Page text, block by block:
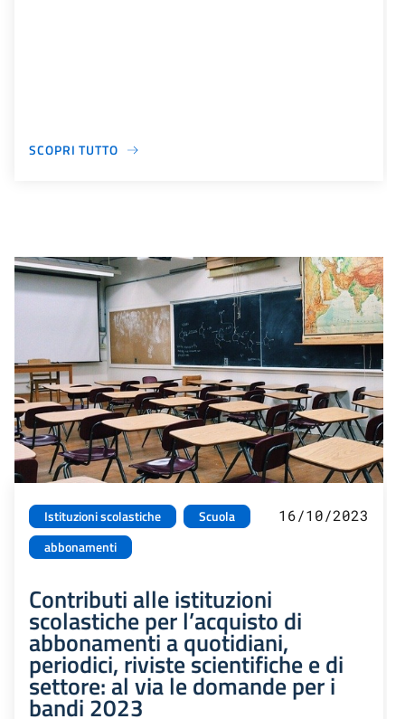
SCOPRI TUTTO
Istituzioni scolastiche
Scuola
abbonamenti
16/10/2023
Contributi alle istituzioni
scolastiche per l’acquisto di
abbonamenti a quotidiani,
periodici, riviste scientifiche e di
settore: al via le domande per i
bandi 2023